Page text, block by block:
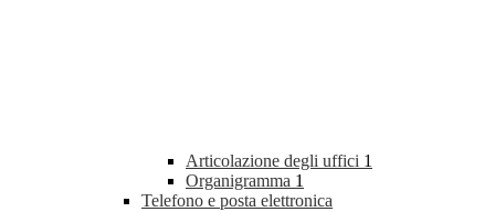
Articolazione degli uffici 1
Organigramma 1
Telefono e posta elettronica